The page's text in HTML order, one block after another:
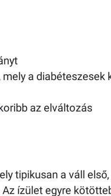
a diabéteszesek
az elváltozás
tipikusan a váll
ízület egyre